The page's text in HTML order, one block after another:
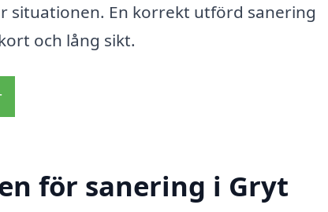
situationen. En korrekt utförd sanering
och lång sikt.
för sanering i Gryt